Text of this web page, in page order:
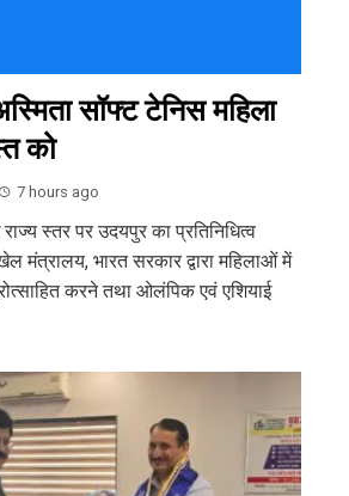
सॉफ्ट टेनिस महिला
को
7 hours ago
स्तर पर उदयपुर का प्रतिनिधित्व
मंत्रालय, भारत सरकार द्वारा महिलाओं में
करने तथा ओलंपिक एवं एशियाई